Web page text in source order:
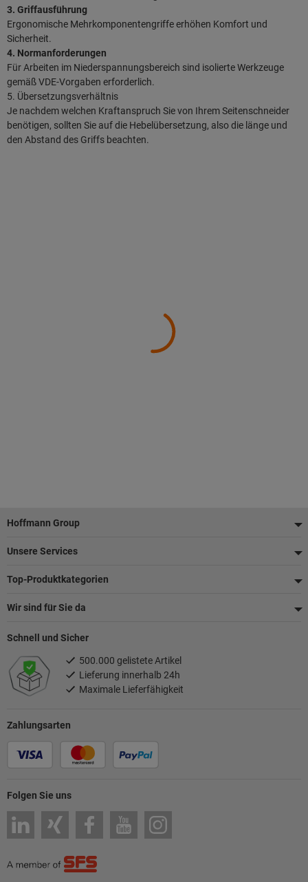
3. Griffausführung
Ergonomische Mehrkomponentengriffe erhöhen Komfort und
Sicherheit.
4. Normanforderungen
Für Arbeiten im Niederspannungsbereich sind isolierte Werkzeuge
gemäß VDE-Vorgaben erforderlich.
5. Übersetzungsverhältnis
Je nachdem welchen Kraftanspruch Sie von Ihrem Seitenschneider
benötigen, sollten Sie auf die Hebelübersetzung, also die länge und
den Abstand des Griffs beachten.
Fußzeile
Hoffmann Group
Unsere Services
Top-Produktkategorien
Wir sind für Sie da
Folgen Sie uns
Zahlungsarten
Schnell und Sicher
500.000 gelistete Artikel
Lieferung innerhalb 24h
Maximale Lieferfähigkeit